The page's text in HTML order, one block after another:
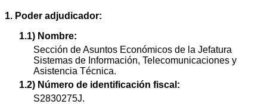
1. Poder adjudicador:
1.1) Nombre:
Sección de Asuntos Económicos de la Jefatura
Sistemas de Información, Telecomunicaciones y
Asistencia Técnica.
1.2) Número de identificación fiscal:
S2830275J.